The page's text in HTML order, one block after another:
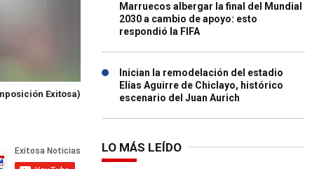
Exitosa)
Marruecos albergar la final del Mundial
2030 a cambio de apoyo: esto
respondió la FIFA
Inician la remodelación del estadio
Elías Aguirre de Chiclayo, histórico
escenario del Juan Aurich
LO MÁS LEÍDO